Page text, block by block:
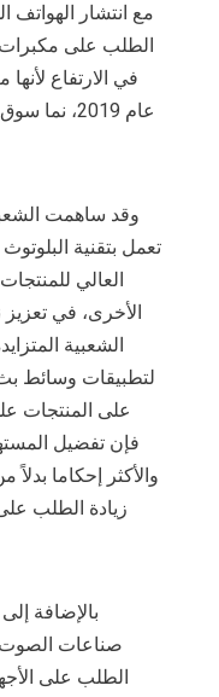
مع انتشار الهواتف
الطلب على مكبرات
عام 2019،
وقد ساهمت
تعمل بتقنية
العالي
الأخرى، في
الشعبية
لتطبيقات وسائط
على المنتجات
فإن تفضيل
والأكثر إحكاما
زيادة الطلب
بالإضافة
صناعات الصوت
الطلب على